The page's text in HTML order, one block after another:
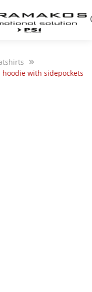
hoodie with sidepockets